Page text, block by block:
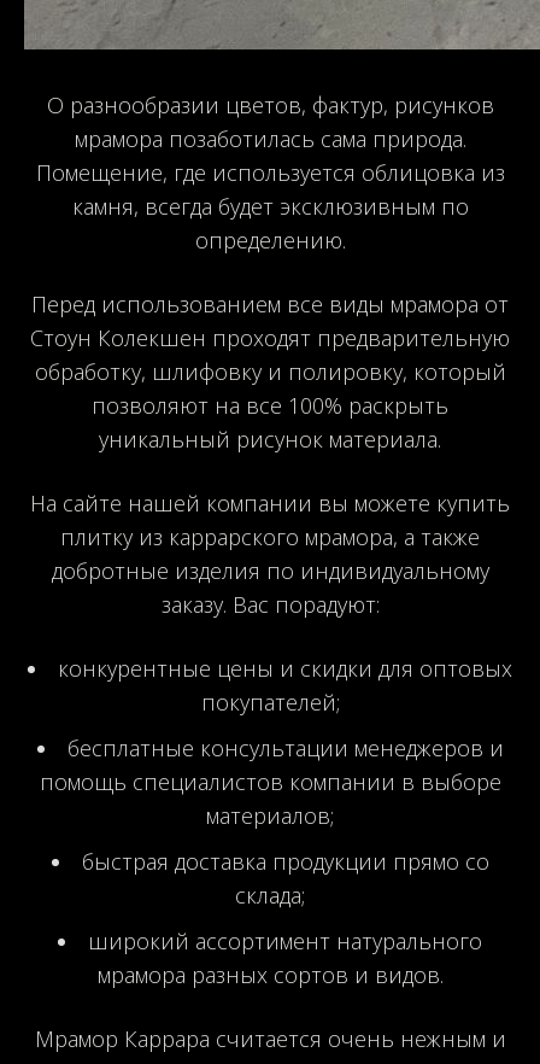
О разнообразии цветов, фактур, рисунков
мрамора позаботилась сама природа.
Помещение, где используется облицовка из
камня, всегда будет эксклюзивным по
определению.
Перед использованием все виды мрамора от
Стоун Колекшен проходят предварительную
обработку, шлифовку и полировку, который
позволяют на все 100% раскрыть
уникальный рисунок материала.
На сайте нашей компании вы можете купить
плитку из каррарского мрамора, а также
добротные изделия по индивидуальному
заказу. Вас порадуют:
конкурентные цены и скидки для оптовых
покупателей;
бесплатные консультации менеджеров и
помощь специалистов компании в выборе
материалов;
быстрая доставка продукции прямо со
склада;
широкий ассортимент натурального
мрамора разных сортов и видов.
Мрамор Каррара считается очень нежным и